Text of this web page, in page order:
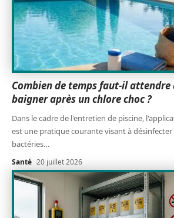
Combien de temps faut-il attendre
baigner après un chlore choc ?
Dans le cadre de l'entretien de piscine,
est une pratique courante visant à désinfecter
bactéries…
Santé 20 juillet 2026